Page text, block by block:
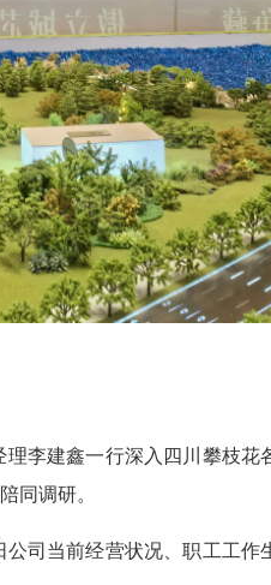
李建鑫一行深入四川攀枝花
同调研。
司当前经营状况、职工工作